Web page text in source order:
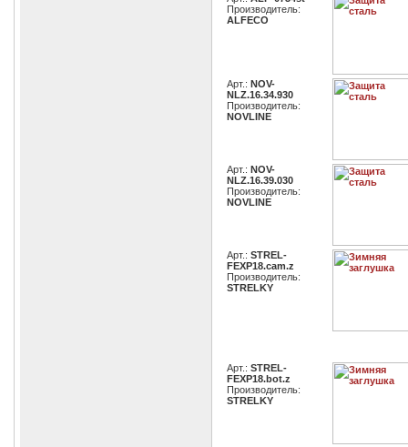
Производитель:
ALFECO
Арт.: NOV-
NLZ.16.34.930
Производитель:
NOVLINE
Арт.: NOV-
NLZ.16.39.030
Производитель:
NOVLINE
Арт.: STREL-
FEXP18.cam.z
Производитель:
STRELKY
Арт.: STREL-
FEXP18.bot.z
Производитель:
STRELKY